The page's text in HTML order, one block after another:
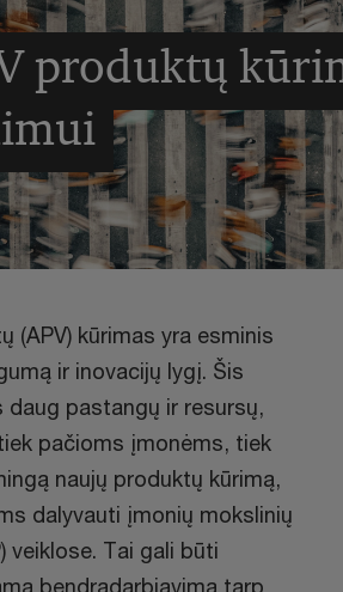
produktų
(APV) kūrimas yra esminis
ir inovacijų lygį. Šis
pastangų ir resursų,
pačioms įmonėms, tiek
naujų produktų kūrimą,
dalyvauti įmonių mokslinių
veiklose. Tai gali būti
bendradarbiavimą tarp